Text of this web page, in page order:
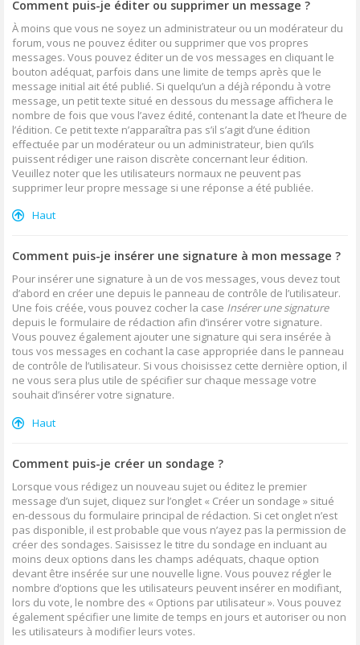
Comment puis-je éditer ou supprimer un message ?
À moins que vous ne soyez un administrateur ou un modérateur du
forum, vous ne pouvez éditer ou supprimer que vos propres
messages. Vous pouvez éditer un de vos messages en cliquant le
bouton adéquat, parfois dans une limite de temps après que le
message initial ait été publié. Si quelqu’un a déjà répondu à votre
message, un petit texte situé en dessous du message affichera le
nombre de fois que vous l’avez édité, contenant la date et l’heure de
l’édition. Ce petit texte n’apparaîtra pas s’il s’agit d’une édition
effectuée par un modérateur ou un administrateur, bien qu’ils
puissent rédiger une raison discrète concernant leur édition.
Veuillez noter que les utilisateurs normaux ne peuvent pas
supprimer leur propre message si une réponse a été publiée.
Haut
Comment puis-je insérer une signature à mon message ?
Pour insérer une signature à un de vos messages, vous devez tout
d’abord en créer une depuis le panneau de contrôle de l’utilisateur.
Une fois créée, vous pouvez cocher la case Insérer une signature
depuis le formulaire de rédaction afin d’insérer votre signature.
Vous pouvez également ajouter une signature qui sera insérée à
tous vos messages en cochant la case appropriée dans le panneau
de contrôle de l’utilisateur. Si vous choisissez cette dernière option, il
ne vous sera plus utile de spécifier sur chaque message votre
souhait d’insérer votre signature.
Haut
Comment puis-je créer un sondage ?
Lorsque vous rédigez un nouveau sujet ou éditez le premier
message d’un sujet, cliquez sur l’onglet « Créer un sondage » situé
en-dessous du formulaire principal de rédaction. Si cet onglet n’est
pas disponible, il est probable que vous n’ayez pas la permission de
créer des sondages. Saisissez le titre du sondage en incluant au
moins deux options dans les champs adéquats, chaque option
devant être insérée sur une nouvelle ligne. Vous pouvez régler le
nombre d’options que les utilisateurs peuvent insérer en modifiant,
lors du vote, le nombre des « Options par utilisateur ». Vous pouvez
également spécifier une limite de temps en jours et autoriser ou non
les utilisateurs à modifier leurs votes.